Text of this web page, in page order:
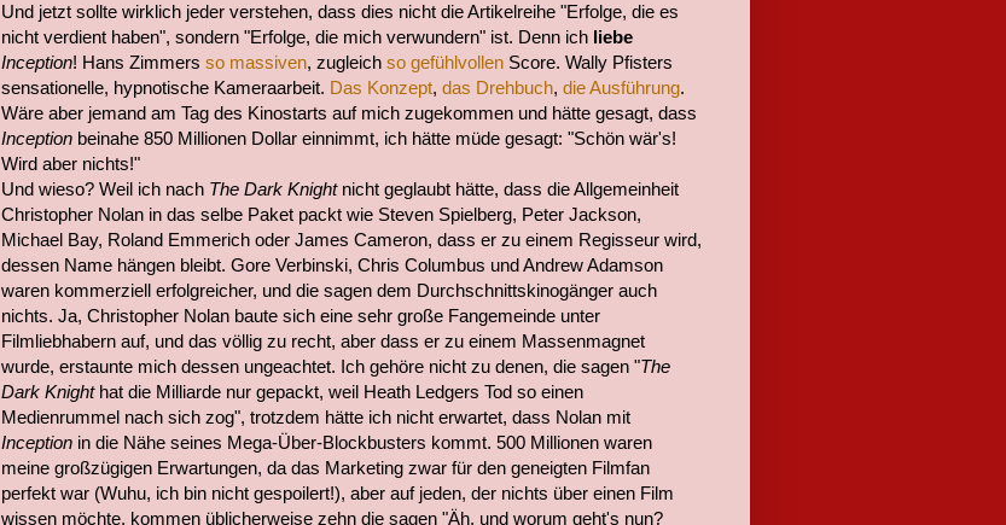
Und jetzt sollte wirklich jeder verstehen, dass dies nicht die Artikelreihe "Erfolge, die es
nicht verdient haben", sondern "Erfolge, die mich verwundern" ist. Denn ich liebe
Inception! Hans Zimmers so massiven, zugleich so gefühlvollen Score. Wally Pfisters
sensationelle, hypnotische Kameraarbeit. Das Konzept, das Drehbuch, die Ausführung.
Wäre aber jemand am Tag des Kinostarts auf mich zugekommen und hätte gesagt, dass
Inception beinahe 850 Millionen Dollar einnimmt, ich hätte müde gesagt: "Schön wär's!
Wird aber nichts!"
Und wieso? Weil ich nach The Dark Knightnicht geglaubt hätte, dass die Allgemeinheit
Christopher Nolan in das selbe Paket packt wie Steven Spielberg, Peter Jackson,
Michael Bay, Roland Emmerich oder James Cameron, dass er zu einem Regisseur wird,
dessen Name hängen bleibt. Gore Verbinski, Chris Columbus und Andrew Adamson
waren kommerziell erfolgreicher, und die sagen dem Durchschnittskinogänger auch
nichts. Ja, Christopher Nolan baute sich eine sehr große Fangemeinde unter
Filmliebhabern auf, und das völlig zu recht, aber dass er zu einem Massenmagnet
wurde, erstaunte mich dessen ungeachtet. Ich gehöre nicht zu denen, die sagen "The
Dark Knighthat die Milliarde nur gepackt, weil Heath Ledgers Tod so einen
Medienrummel nach sich zog", trotzdem hätte ich nicht erwartet, dass Nolan mit
Inception in die Nähe seines Mega-Über-Blockbusters kommt. 500 Millionen waren
meine großzügigen Erwartungen, da das Marketing zwar für den geneigten Filmfan
perfekt war (Wuhu, ich bin nicht gespoilert!), aber auf jeden, der nichts über einen Film
wissen möchte, kommen üblicherweise zehn die sagen "Äh, und worum geht's nun?